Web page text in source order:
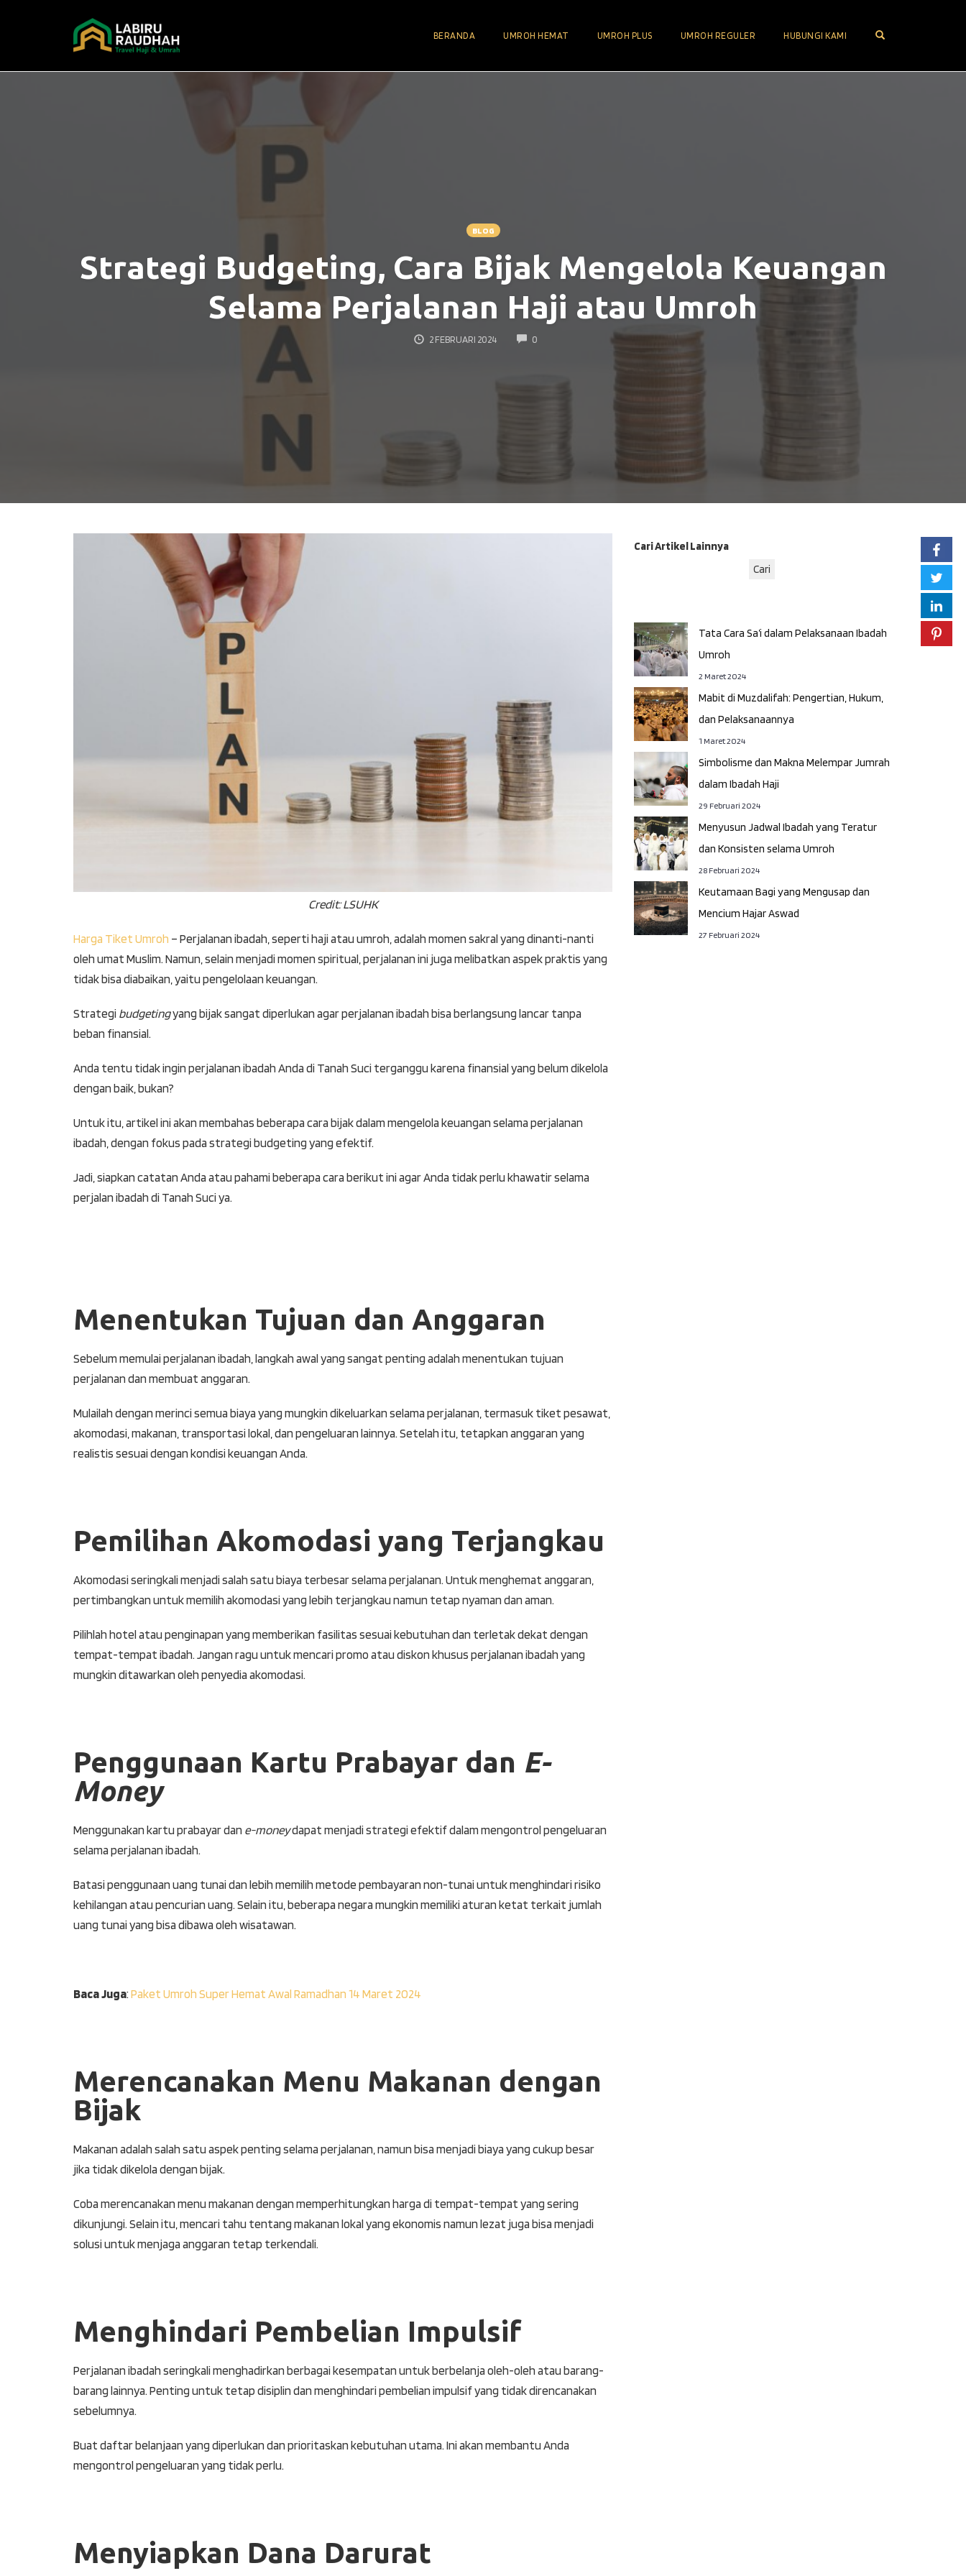
BERANDA UMROH HEMAT UMROH PLUS UMROH REGULER HUBUNGI KAMI
BLOG
Strategi Budgeting, Cara Bijak Mengelola Keuangan
Selama Perjalanan Haji atau Umroh
2 FEBRUARI 2024 0COMMENTS
Credit: LSUHK
Harga Tiket Umroh – Perjalanan ibadah, seperti haji atau umroh, adalah momen sakral yang dinanti-nanti
oleh umat Muslim. Namun, selain menjadi momen spiritual, perjalanan ini juga melibatkan aspek praktis yang
tidak bisa diabaikan, yaitu pengelolaan keuangan.
Strategi budgetingyang bijak sangat diperlukan agar perjalanan ibadah bisa berlangsung lancar tanpa
beban finansial.
Anda tentu tidak ingin perjalanan ibadah Anda di Tanah Suci terganggu karena finansial yang belum dikelola
dengan baik, bukan?
Untuk itu, artikel ini akan membahas beberapa cara bijak dalam mengelola keuangan selama perjalanan
ibadah, dengan fokus pada strategi budgeting yang efektif.
Jadi, siapkan catatan Anda atau pahami beberapa cara berikut ini agar Anda tidak perlu khawatir selama
perjalan ibadah di Tanah Suci ya.
Menentukan Tujuan dan Anggaran
Sebelum memulai perjalanan ibadah, langkah awal yang sangat penting adalah menentukan tujuan
perjalanan dan membuat anggaran.
Mulailah dengan merinci semua biaya yang mungkin dikeluarkan selama perjalanan, termasuk tiket pesawat,
akomodasi, makanan, transportasi lokal, dan pengeluaran lainnya. Setelah itu, tetapkan anggaran yang
realistis sesuai dengan kondisi keuangan Anda.
Pemilihan Akomodasi yang Terjangkau
Akomodasi seringkali menjadi salah satu biaya terbesar selama perjalanan. Untuk menghemat anggaran,
pertimbangkan untuk memilih akomodasi yang lebih terjangkau namun tetap nyaman dan aman.
Pilihlah hotel atau penginapan yang memberikan fasilitas sesuai kebutuhan dan terletak dekat dengan
tempat-tempat ibadah. Jangan ragu untuk mencari promo atau diskon khusus perjalanan ibadah yang
mungkin ditawarkan oleh penyedia akomodasi.
Penggunaan Kartu Prabayar dan E-
Money
Menggunakan kartu prabayar dan e-moneydapat menjadi strategi efektif dalam mengontrol pengeluaran
selama perjalanan ibadah.
Batasi penggunaan uang tunai dan lebih memilih metode pembayaran non-tunai untuk menghindari risiko
kehilangan atau pencurian uang. Selain itu, beberapa negara mungkin memiliki aturan ketat terkait jumlah
uang tunai yang bisa dibawa oleh wisatawan.
Baca Juga: Paket Umroh Super Hemat Awal Ramadhan 14 Maret 2024
Merencanakan Menu Makanan dengan
Bijak
Makanan adalah salah satu aspek penting selama perjalanan, namun bisa menjadi biaya yang cukup besar
jika tidak dikelola dengan bijak.
Coba merencanakan menu makanan dengan memperhitungkan harga di tempat-tempat yang sering
dikunjungi. Selain itu, mencari tahu tentang makanan lokal yang ekonomis namun lezat juga bisa menjadi
solusi untuk menjaga anggaran tetap terkendali.
Menghindari Pembelian Impulsif
Perjalanan ibadah seringkali menghadirkan berbagai kesempatan untuk berbelanja oleh-oleh atau barang-
barang lainnya. Penting untuk tetap disiplin dan menghindari pembelian impulsif yang tidak direncanakan
sebelumnya.
Buat daftar belanjaan yang diperlukan dan prioritaskan kebutuhan utama. Ini akan membantu Anda
mengontrol pengeluaran yang tidak perlu.
Menyiapkan Dana Darurat
Cari Artikel Lainnya
Cari
Tata Cara Sa’i dalam Pelaksanaan Ibadah
Umroh
2 Maret 2024
Mabit di Muzdalifah: Pengertian, Hukum,
dan Pelaksanaannya
1 Maret 2024
Simbolisme dan Makna Melempar Jumrah
dalam Ibadah Haji
29 Februari 2024
Menyusun Jadwal Ibadah yang Teratur
dan Konsisten selama Umroh
28 Februari 2024
Keutamaan Bagi yang Mengusap dan
Mencium Hajar Aswad
27 Februari 2024